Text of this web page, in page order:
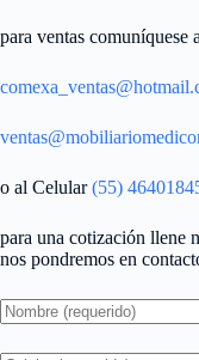
para ventas comuníquese
o al Celular(55)
para una cotización llene
nos pondremos en